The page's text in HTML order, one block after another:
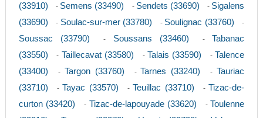
(33910)
- Semens (33490) - Sendets (33690) - Sigalens
(33690)
- Soulac-sur-mer (33780) - Soulignac (33760) -
Soussac (33790) - Soussans (33460) - Tabanac
(33550)
- Taillecavat (33580) - Talais (33590) - Talence
(33400)
- Targon (33760) - Tarnes (33240) - Tauriac
(33710)
- Tayac (33570) - Teuillac (33710) - Tizac-de-
curton (33420)
- Tizac-de-lapouyade (33620) - Toulenne